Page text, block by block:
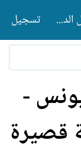
تسجيل الدخول تسجيل
-
قصيرة